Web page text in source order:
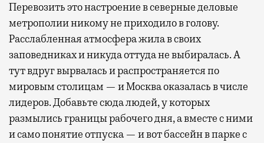
Перевозить это настроение в северные деловые
метрополии никому не приходило в голову.
Расслабленная атмосфера жила в своих
заповедниках и никуда оттуда не выбиралась. А
тут вдруг вырвалась и распространяется по
мировым столицам — и Москва оказалась в числе
лидеров. Добавьте сюда людей, у которых
размылись границы рабочего дня, а вместе с ними
и само понятие отпуска — и вот бассейн в парке с